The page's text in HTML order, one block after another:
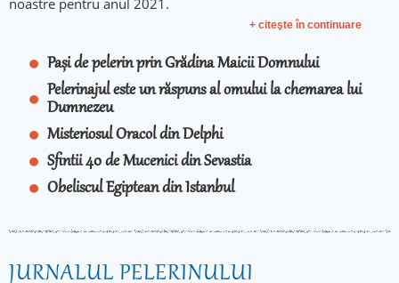
noastre pentru anul 2021.
+ citeşte în continuare
Pași de pelerin prin Grădina Maicii Domnului
Pelerinajul este un răspuns al omului la chemarea lui
Dumnezeu
Misteriosul Oracol din Delphi
Sfintii 40 de Mucenici din Sevastia
Obeliscul Egiptean din Istanbul
JURNALUL PELERINULUI